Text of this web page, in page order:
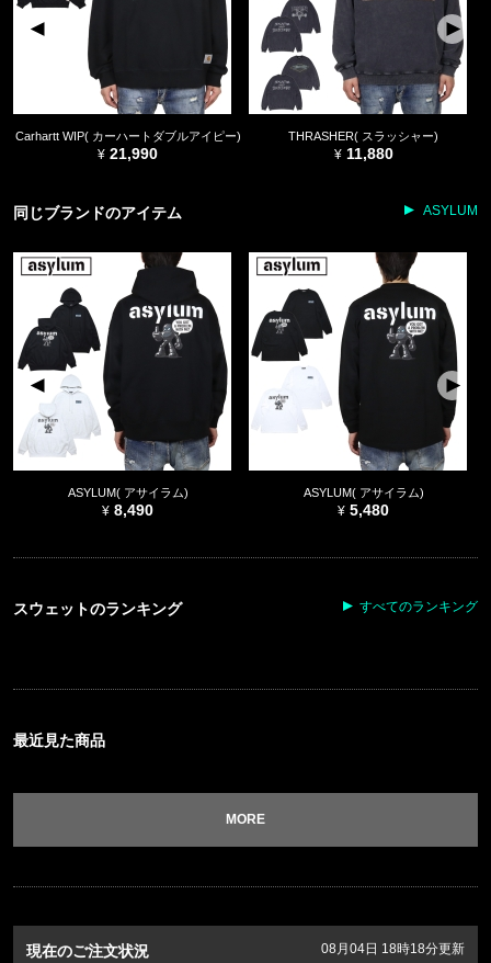
Carhartt WIP( カーハートダブルアイピー)
21,990
THRASHER( スラッシャー)
11,880
同じブランドのアイテム ASYLUM
ASYLUM( アサイラム)
8,490
ASYLUM( アサイラム)
5,480
スウェットのランキング すべてのランキング
最近見た商品
MORE
現在のご注文状況 08月04日 18時18分更新